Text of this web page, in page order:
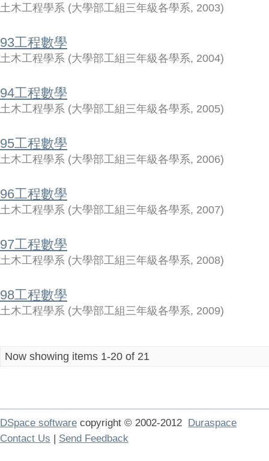
土木工程學系 (大學部工組三年級各學系, 2003)
93工程數學
土木工程學系 (大學部工組三年級各學系, 2004)
94工程數學
土木工程學系 (大學部工組三年級各學系, 2005)
95工程數學
土木工程學系 (大學部工組三年級各學系, 2006)
96工程數學
土木工程學系 (大學部工組三年級各學系, 2007)
97工程數學
土木工程學系 (大學部工組三年級各學系, 2008)
98工程數學
土木工程學系 (大學部工組三年級各學系, 2009)
Now showing items 1-20 of 21
DSpace software copyright © 2002-2012 Duraspace
Contact Us | Send Feedback